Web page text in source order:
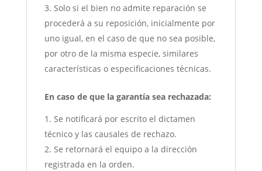
Solo si el bien no admite reparación se
procederá a su reposición, inicialmente por
uno igual, en el caso de que no sea posible,
por otro de la misma especie, similares
características o especificaciones técnicas.
En caso de que la garantía sea rechazada:
Se notificará por escrito el dictamen
técnico y las causales de rechazo.
Se retornará el equipo a la dirección
registrada en la orden.